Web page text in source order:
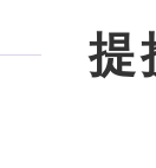
エンバ
提